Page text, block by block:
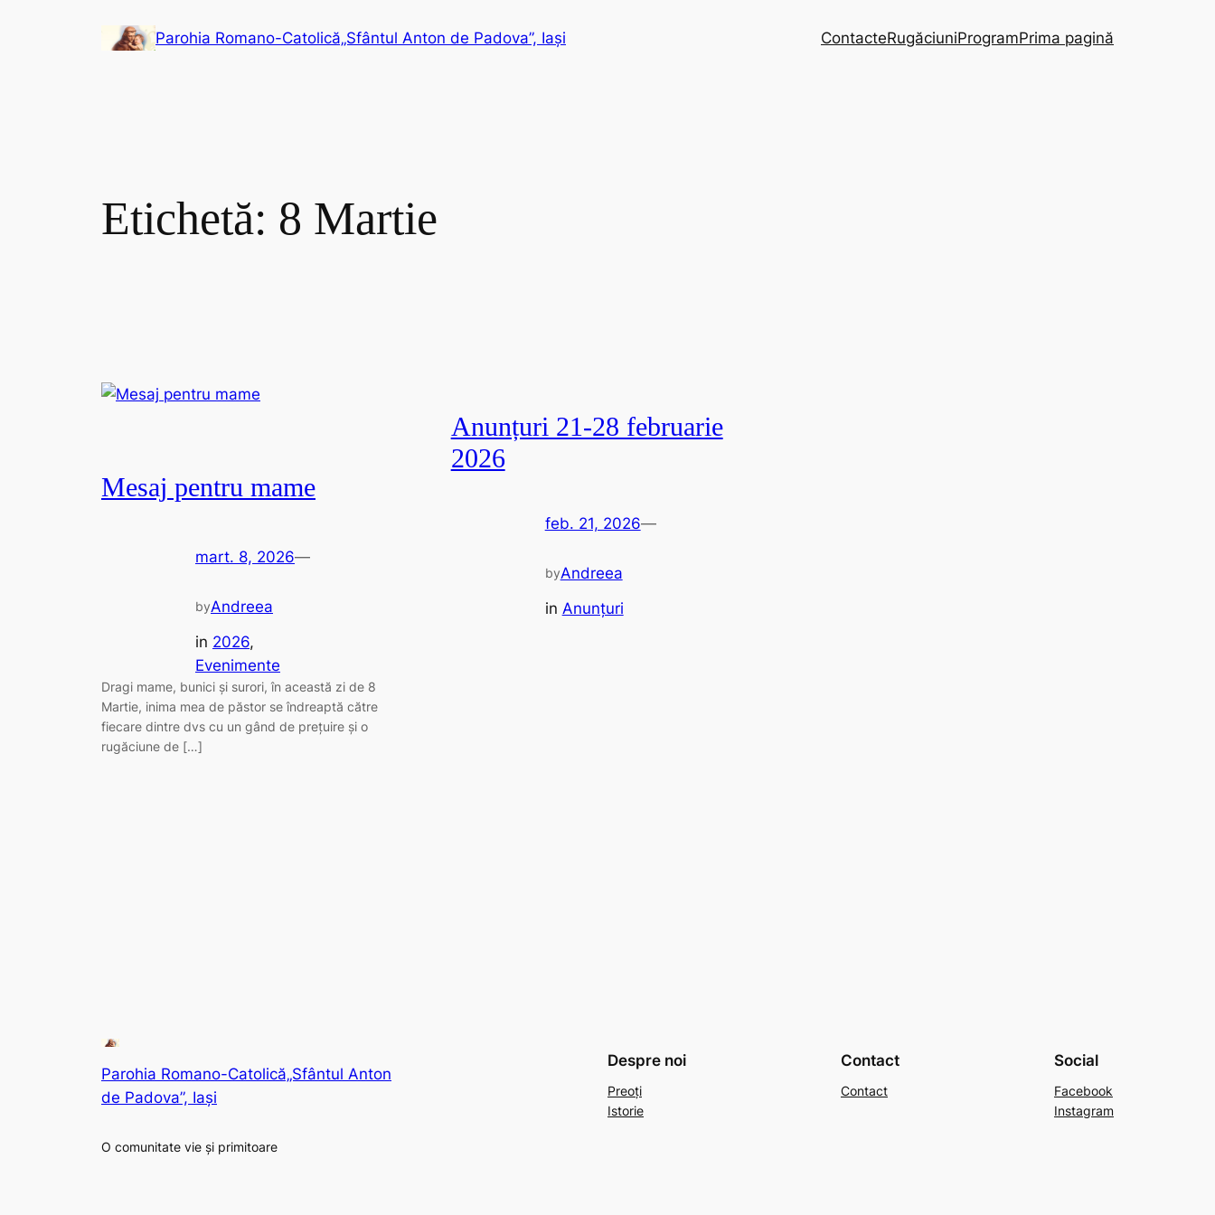
Parohia Romano-Catolică„Sfântul Anton de Padova”, Iași ContacteRugăciuniProgramPrima pagină
Etichetă: 8 Martie
Mesaj pentru mame
mart. 8, 2026—
byAndreea
in 2026
Evenimente
Dragi mame, bunici și surori, în această zi de 8
Martie, inima mea de păstor se îndreaptă către
fiecare dintre dvs cu un gând de prețuire și o
rugăciune de […]
Anunțuri 21-28 februarie
2026
feb. 21, 2026—
byAndreea
in Anunțuri
Parohia Romano-Catolică„Sfântul Anton
de Padova”, Iași
O comunitate vie și primitoare
Despre noi
Preoți
Istorie
Contact
Contact
Social
Facebook
Instagram